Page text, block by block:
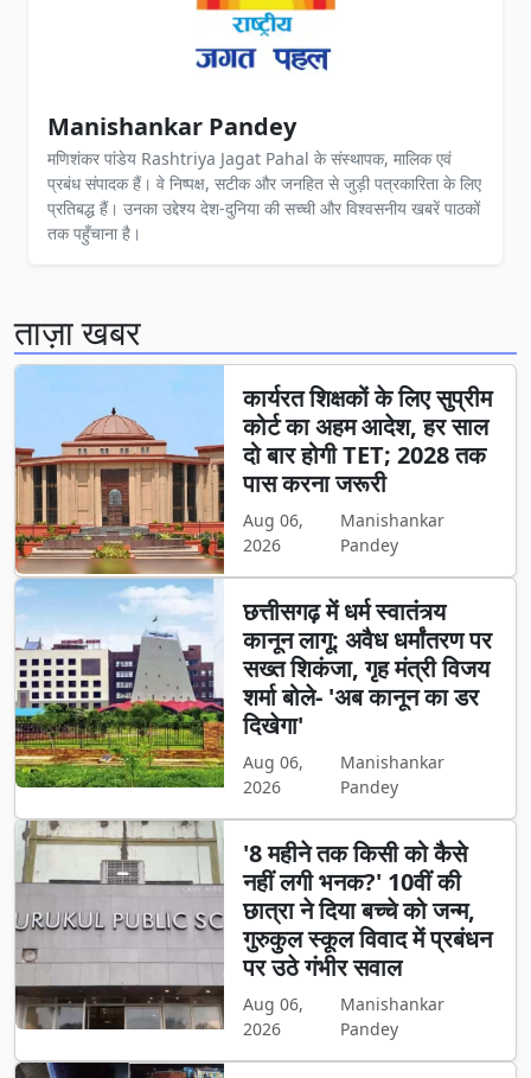
Manishankar Pandey
मणिशंकर पांडेय Rashtriya Jagat Pahal के संस्थापक, मालिक एवं
प्रबंध संपादक हैं। वे निष्पक्ष, सटीक और जनहित से जुड़ी पत्रकारिता के लिए
प्रतिबद्ध हैं। उनका उद्देश्य देश-दुनिया की सच्ची और विश्वसनीय खबरें पाठकों
तक पहुँचाना है।
ताज़ा खबर
कार्यरत शिक्षकों के लिए सुप्रीम
कोर्ट का अहम आदेश, हर साल
दो बार होगी TET; 2028 तक
पास करना जरूरी
Aug 06,
2026
Manishankar
Pandey
छत्तीसगढ़ में धर्म स्वातंत्र्य
कानून लागू: अवैध धर्मांतरण पर
सख्त शिकंजा, गृह मंत्री विजय
शर्मा बोले- 'अब कानून का डर
दिखेगा'
Aug 06,
2026
Manishankar
Pandey
'8 महीने तक किसी को कैसे
नहीं लगी भनक?' 10वीं की
छात्रा ने दिया बच्चे को जन्म,
गुरुकुल स्कूल विवाद में प्रबंधन
पर उठे गंभीर सवाल
Aug 06,
2026
Manishankar
Pandey